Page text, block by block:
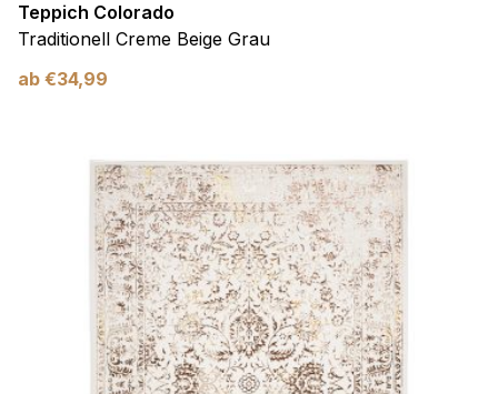
Teppich Colorado
Traditionell Creme Beige Grau
ab €34,99